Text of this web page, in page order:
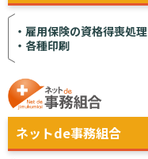
雇用保険の資格得喪処理
各種印刷
ネットde事務組合